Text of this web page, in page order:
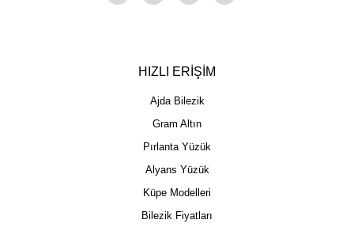
HIZLI ERİŞİM
Ajda Bilezik
Gram Altın
Pırlanta Yüzük
Alyans Yüzük
Küpe Modelleri
Bilezik Fiyatları